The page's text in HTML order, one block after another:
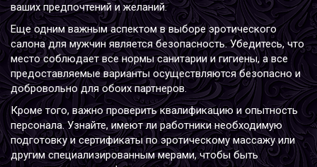
ваших предпочтений и желаний.
Еще одним важным аспектом в выборе эротического
салона для мужчин является безопасность. Убедитесь, что
место соблюдает все нормы санитарии и гигиены, а все
предоставляемые варианты осуществляются безопасно и
добровольно для обоих партнеров.
Кроме того, важно проверить квалификацию и опытность
персонала. Узнайте, имеют ли работники необходимую
подготовку и сертификаты по эротическому массажу или
другим специализированным мерами, чтобы быть